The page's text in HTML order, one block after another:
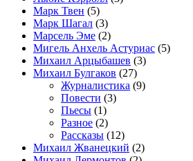
Марк Твен (5)
Марк Шагал (3)
Марсель Эме (2)
Мигель Анхель Астуриас (5)
Михаил Арцыбашев (3)
Михаил Булгаков (27)
Журналистика (9)
Повести (3)
Пьесы (1)
Разное (2)
Рассказы (12)
Михаил Жванецкий (2)